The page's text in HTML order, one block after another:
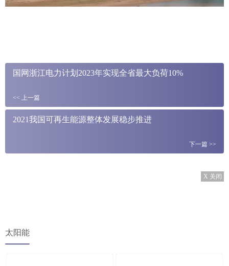
国网浙江电力计划2023年实现全省最大负荷10%
<< 上一篇
2021我国可再生能源整体发展稳步推进
下一篇 >>
X 关闭
太阳能